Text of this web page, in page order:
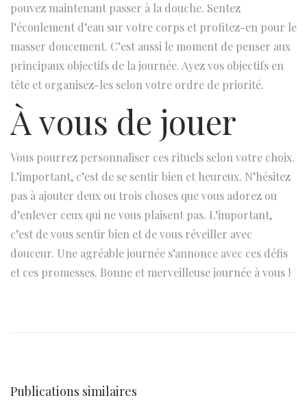
pouvez maintenant passer à la douche. Sentez
l’écoulement d’eau sur votre corps et profitez-en pour le
masser doucement. C’est aussi le moment de penser aux
principaux objectifs de la journée. Ayez vos objectifs en
tête et organisez-les selon votre ordre de priorité.
À vous de jouer
Vous pourrez personnaliser ces rituels selon votre choix.
L’important, c’est de se sentir bien et heureux. N’hésitez
pas à ajouter deux ou trois choses que vous adorez ou
d’enlever ceux qui ne vous plaisent pas. L’important,
c’est de vous sentir bien et de vous réveiller avec
douceur. Une agréable journée s’annonce avec ces défis
et ces promesses. Bonne et merveilleuse journée à vous !
c
n
Publications similaires